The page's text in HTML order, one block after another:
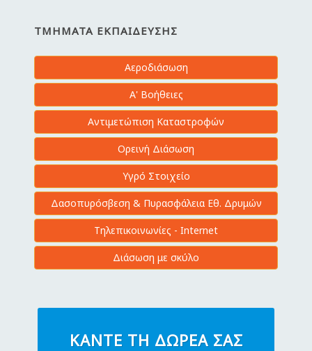
ΤΜΉΜΑΤΑ ΕΚΠΑΊΔΕΥΣΗΣ
Αεροδιάσωση
Α' Βοήθειες
Αντιμετώπιση Καταστροφών
Ορεινή Διάσωση
Υγρό Στοιχείο
Δασοπυρόσβεση & Πυρασφάλεια Εθ. Δρυμών
Τηλεπικοινωνίες - Internet
Διάσωση με σκύλο
ΚΆΝΤΕ ΤΗ ΔΩΡΕΆ ΣΑΣ